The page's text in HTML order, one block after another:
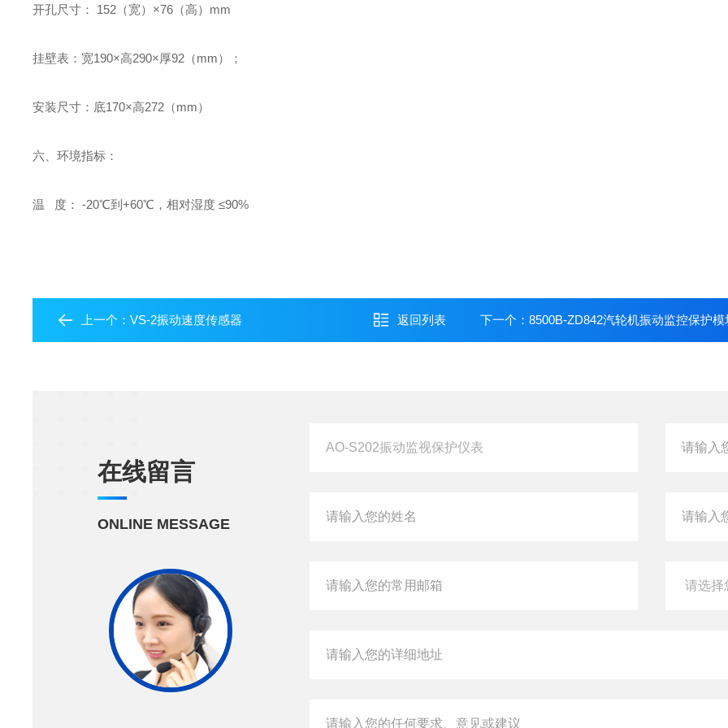
开孔尺寸： 152（宽）×76（高）mm
挂壁表：宽190×高290×厚92（mm）；
安装尺寸：底170×高272（mm）
六、环境指标：
温 度： -20℃到+60℃，相对湿度 ≤90%
上一个：VS-2振动速度传感器 返回列表 下一个： 8500B-ZD842汽轮机振动监控保护模
在线留言
ONLINE MESSAGE